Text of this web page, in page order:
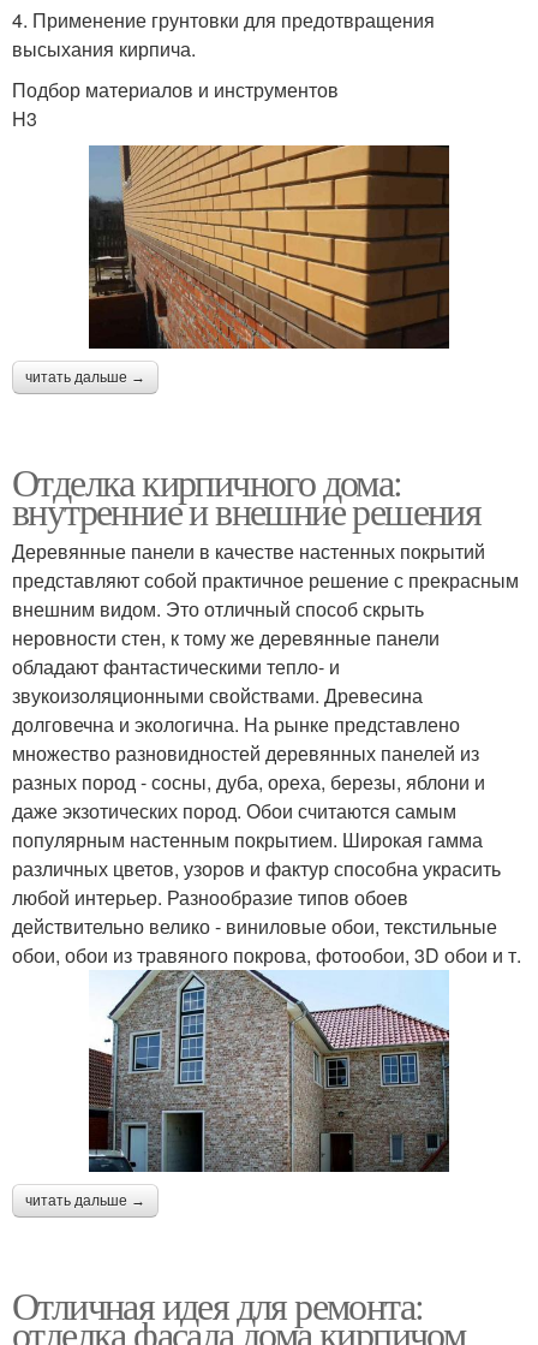
4. Применение грунтовки для предотвращения
высыхания кирпича.
Подбор материалов и инструментов
H3
читать дальше →
Отделка кирпичного дома:
внутренние и внешние решения
Деревянные панели в качестве настенных покрытий
представляют собой практичное решение с прекрасным
внешним видом. Это отличный способ скрыть
неровности стен, к тому же деревянные панели
обладают фантастическими тепло- и
звукоизоляционными свойствами. Древесина
долговечна и экологична. На рынке представлено
множество разновидностей деревянных панелей из
разных пород - сосны, дуба, ореха, березы, яблони и
даже экзотических пород. Обои считаются самым
популярным настенным покрытием. Широкая гамма
различных цветов, узоров и фактур способна украсить
любой интерьер. Разнообразие типов обоев
действительно велико - виниловые обои, текстильные
обои, обои из травяного покрова, фотообои, 3D обои и т.
читать дальше →
Отличная идея для ремонта:
отделка фасада дома кирпичом